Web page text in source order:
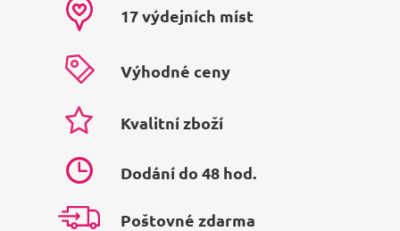
17 výdejních míst
Výhodné ceny
Kvalitní zboží
Dodání do 48 hod.
Poštovné zdarma